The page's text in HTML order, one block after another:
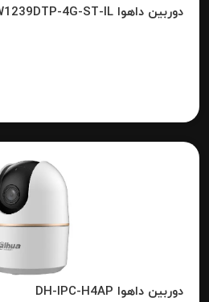
دوربین داهوا DH-IPC-HFW1239DTP-4G-ST-IL
دوربین داهوا DH-IPC-H4AP